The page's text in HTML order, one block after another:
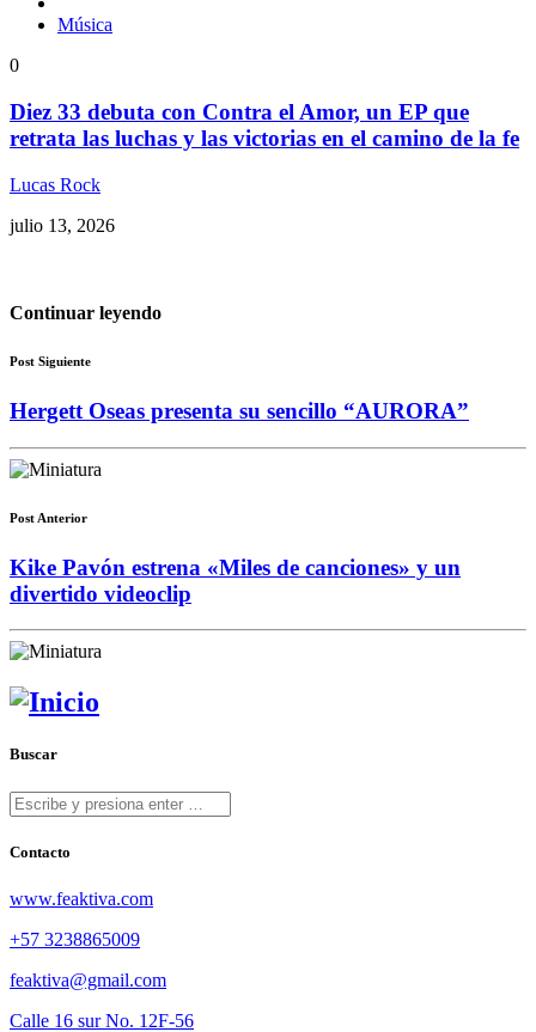
Música
0
Diez 33 debuta con Contra el Amor, un EP que
retrata las luchas y las victorias en el camino de la fe
Lucas Rock
julio 13, 2026
Continuar leyendo
Post Siguiente
Hergett Oseas presenta su sencillo “AURORA”
Post Anterior
Kike Pavón estrena «Miles de canciones» y un
divertido videoclip
Buscar
Contacto
www.feaktiva.com
+57 3238865009
feaktiva@gmail.com
Calle 16 sur No. 12F-56